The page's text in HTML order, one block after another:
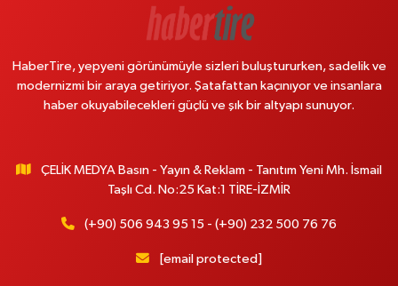
HaberTire, yepyeni görünümüyle sizleri buluştururken, sadelik ve
modernizmi bir araya getiriyor. Şatafattan kaçınıyor ve insanlara
haber okuyabilecekleri güçlü ve şık bir altyapı sunuyor.
ÇELİK MEDYA Basın - Yayın & Reklam - Tanıtım Yeni Mh. İsmail
Taşlı Cd. No:25 Kat:1 TİRE-İZMİR
(+90) 506 943 95 15 - (+90) 232 500 76 76
[email protected]